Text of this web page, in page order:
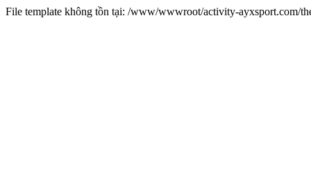
File template không tồn tại: /www/wwwroot/activity-ayxsport.com/